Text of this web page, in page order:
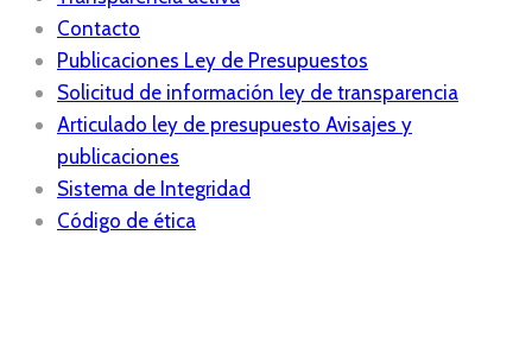
Contacto
Publicaciones Ley de Presupuestos
Solicitud de información ley de transparencia
Articulado ley de presupuesto Avisajes y
publicaciones
Sistema de Integridad
Código de ética